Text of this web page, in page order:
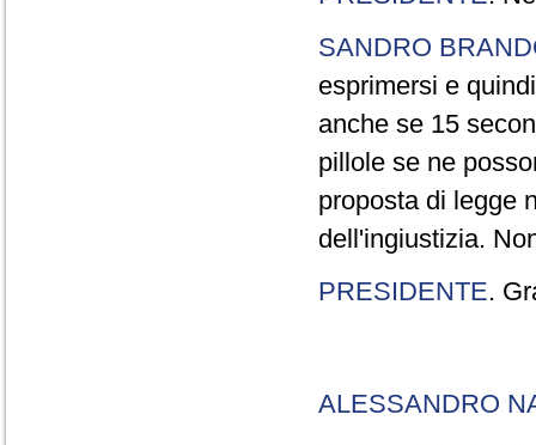
SANDRO
esprimersi e
anche se 15
pillole se ne
proposta di legge
dell'ingiustizia.
PRESIDENTE.
ALESSANDRO